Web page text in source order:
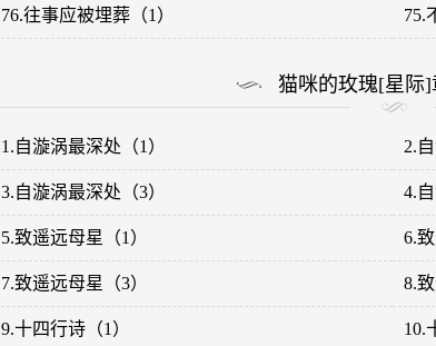
76.往事应被埋葬（1） 75.
猫咪的玫瑰[星际]
1.自漩涡最深处（1） 2.
3.自漩涡最深处（3） 4.
5.致遥远母星（1） 6.
7.致遥远母星（3） 8.
9.十四行诗（1） 10.